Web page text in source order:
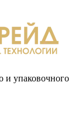
и упаковочного